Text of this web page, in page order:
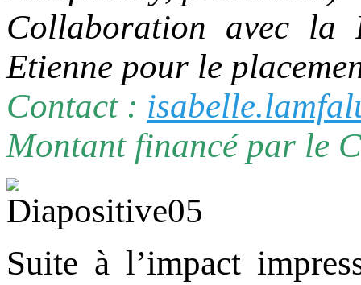
Collaboration avec la
Etienne pour le
Contact :
Montant financé par le
Suite à l’impact